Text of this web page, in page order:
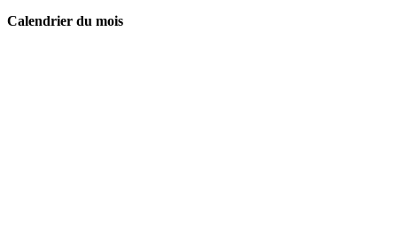
Calendrier du mois